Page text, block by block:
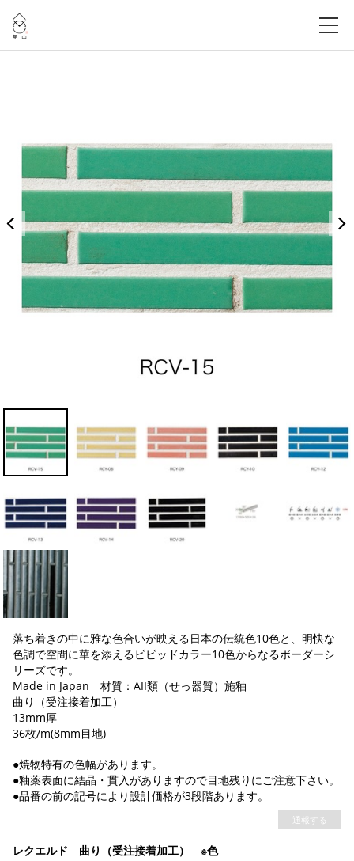
落ち着きの中に雅な色合いが映える日本の伝統色10色と、明快な
色調で空間に華を添えるビビッドカラー10色からなるボーダーシ
リーズです。
Made in Japan 材質：AII類（せっ器質）施釉
曲り（受注接着加工）
13mm厚
36枚/m(8mm目地)
●焼物特有の色幅があります。
●釉薬表面に結晶・貫入がありますので目地残りにご注意下さい。
●品番の前の記号により設計価格が3段階あります。
通報する
レクエルド 曲り（受注接着加工） ※色